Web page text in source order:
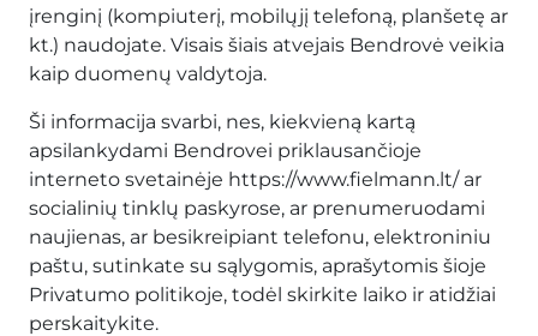
įrenginį (kompiuterį, mobilųjį telefoną, planšetę ar
kt.) naudojate. Visais šiais atvejais Bendrovė veikia
kaip duomenų valdytoja.
Ši informacija svarbi, nes, kiekvieną kartą
apsilankydami Bendrovei priklausančioje
interneto svetainėje https://www.fielmann.lt/ ar
socialinių tinklų paskyrose, ar prenumeruodami
naujienas, ar besikreipiant telefonu, elektroniniu
paštu, sutinkate su sąlygomis, aprašytomis šioje
Privatumo politikoje, todėl skirkite laiko ir atidžiai
perskaitykite.